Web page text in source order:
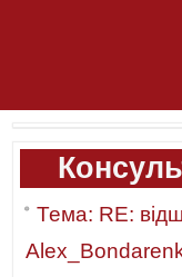
Тема: RE: